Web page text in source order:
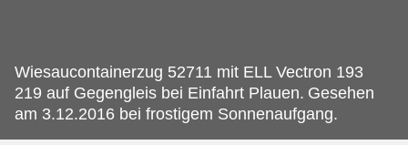
Wiesaucontainerzug 52711 mit ELL Vectron 193
219 auf Gegengleis bei Einfahrt Plauen. Gesehen
am 3.12.2016 bei frostigem Sonnenaufgang.